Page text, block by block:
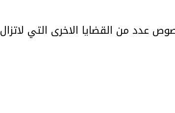
عدد من القضايا الاخرى التي لاتزال